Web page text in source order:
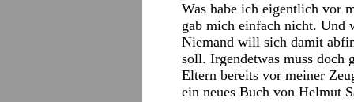
Was habe ich eigentlich vor
gab mich einfach nicht. Und
Niemand will sich damit
soll. Irgendetwas muss doch
Eltern bereits vor meiner
ein neues Buch von Helmut